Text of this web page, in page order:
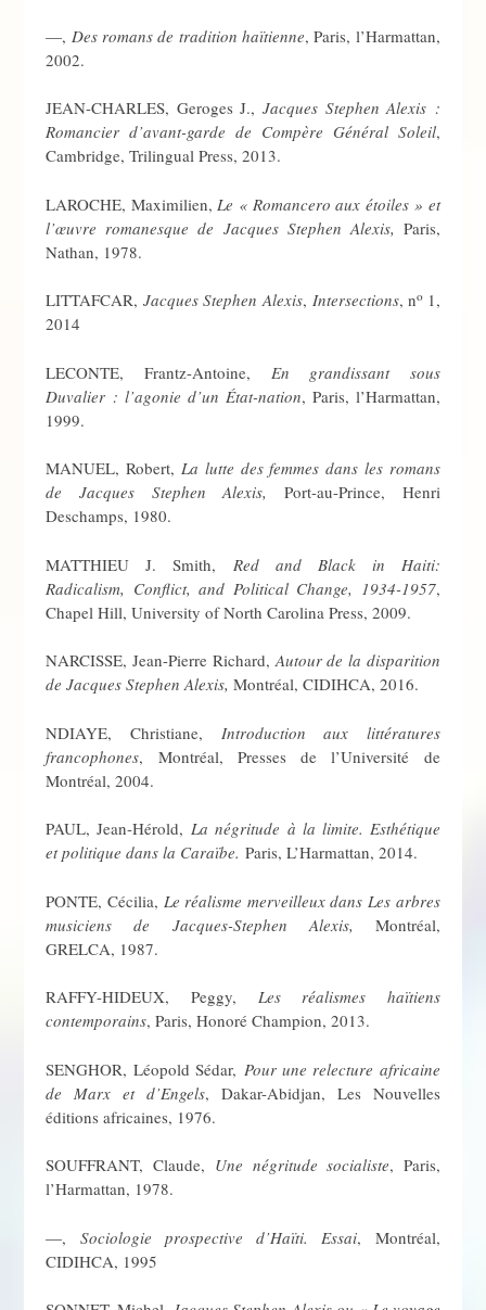
—, Des romans de tradition haïtienne, Paris, l’Harmattan,
2002.
JEAN-CHARLES, Geroges J., Jacques Stephen Alexis :
Romancier d’avant-garde de Compère Général Soleil,
Cambridge, Trilingual Press, 2013.
LAROCHE, Maximilien, Le « Romancero aux étoiles » et
l’œuvre romanesque de Jacques Stephen Alexis, Paris,
Nathan, 1978.
LITTAFCAR,Jacques Stephen Alexis, Intersections, no1,
2014
LECONTE, Frantz-Antoine, En grandissant sous
Duvalier : l’agonie d’un État-nation, Paris, l’Harmattan,
1999.
MANUEL, Robert, La lutte des femmes dans les romans
de Jacques Stephen Alexis, Port-au-Prince, Henri
Deschamps, 1980.
MATTHIEU J. Smith, Red and Black in Haiti:
Radicalism, Conflict, and Political Change, 1934-1957,
Chapel Hill, University of North Carolina Press, 2009.
NARCISSE, Jean-Pierre Richard,Autour de la disparition
de Jacques Stephen Alexis,Montréal, CIDIHCA, 2016.
NDIAYE, Christiane, Introduction aux littératures
francophones, Montréal, Presses de l’Université de
Montréal, 2004.
PAUL, Jean-Hérold,La négritude à la limite. Esthétique
et politique dans la Caraïbe. Paris, L’Harmattan, 2014.
PONTE, Cécilia, Le réalisme merveilleux dans Les arbres
musiciens de Jacques-Stephen Alexis, Montréal,
GRELCA, 1987.
RAFFY-HIDEUX, Peggy, Les réalismes haïtiens
contemporains, Paris, Honoré Champion, 2013.
SENGHOR, Léopold Sédar, Pour une relecture africaine
de Marx et d’Engels, Dakar-Abidjan, Les Nouvelles
éditions africaines, 1976.
SOUFFRANT, Claude, Une négritude socialiste, Paris,
l’Harmattan, 1978.
—, Sociologie prospective d’Haïti. Essai, Montréal,
CIDIHCA, 1995